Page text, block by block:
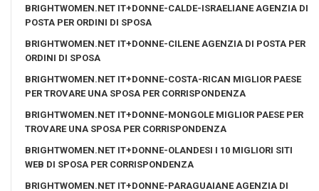
BRIGHTWOMEN.NET IT+DONNE-CALDE-ISRAELIANE AGENZIA DI
POSTA PER ORDINI DI SPOSA
BRIGHTWOMEN.NET IT+DONNE-CILENE AGENZIA DI POSTA PER
ORDINI DI SPOSA
BRIGHTWOMEN.NET IT+DONNE-COSTA-RICAN MIGLIOR PAESE
PER TROVARE UNA SPOSA PER CORRISPONDENZA
BRIGHTWOMEN.NET IT+DONNE-MONGOLE MIGLIOR PAESE PER
TROVARE UNA SPOSA PER CORRISPONDENZA
BRIGHTWOMEN.NET IT+DONNE-OLANDESI I 10 MIGLIORI SITI
WEB DI SPOSA PER CORRISPONDENZA
BRIGHTWOMEN.NET IT+DONNE-PARAGUAIANE AGENZIA DI